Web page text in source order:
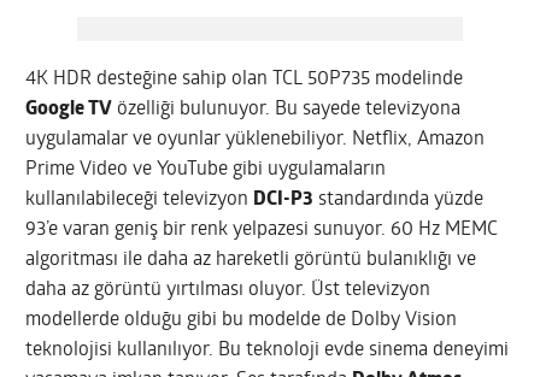
4K HDR desteğine sahip olan TCL 50P735 modelinde
Google TV özelliği bulunuyor. Bu sayede televizyona
uygulamalar ve oyunlar yüklenebiliyor. Netflix, Amazon
Prime Video ve YouTube gibi uygulamaların
kullanılabileceği televizyon DCI-P3 standardında yüzde
93’e varan geniş bir renk yelpazesi sunuyor. 60 Hz MEMC
algoritması ile daha az hareketli görüntü bulanıklığı ve
daha az görüntü yırtılması oluyor. Üst televizyon
modellerde olduğu gibi bu modelde de Dolby Vision
teknolojisi kullanılıyor. Bu teknoloji evde sinema deneyimi